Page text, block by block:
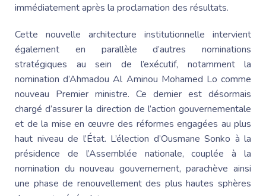
immédiatement après la proclamation des résultats.
Cette nouvelle architecture institutionnelle intervient
également en parallèle d’autres nominations
stratégiques au sein de l’exécutif, notamment la
nomination d’Ahmadou Al Aminou Mohamed Lo comme
nouveau Premier ministre. Ce dernier est désormais
chargé d’assurer la direction de l’action gouvernementale
et de la mise en œuvre des réformes engagées au plus
haut niveau de l’État. L’élection d’Ousmane Sonko à la
présidence de l’Assemblée nationale, couplée à la
nomination du nouveau gouvernement, parachève ainsi
une phase de renouvellement des plus hautes sphères